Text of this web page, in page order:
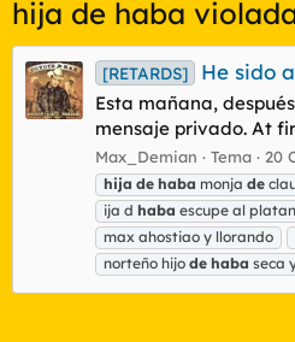
hija de haba
[RETARDS] He sido
Esta mañana,
mensaje privado. At
Max_Demian Tema 20
hija de haba monja de
ija d haba escupe al
max ahostiao y llorando
norteño hijo de haba seca